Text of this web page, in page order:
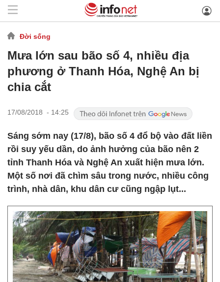
Đời sống
Mưa lớn sau bão số 4, nhiều địa
phương ở Thanh Hóa, Nghệ An bị
chia cắt
17/08/2018 - 14:25
Sáng sớm nay (17/8), bão số 4 đổ bộ vào đất liền
rồi suy yếu dần, do ảnh hưởng của bão nên 2
tỉnh Thanh Hóa và Nghệ An xuất hiện mưa lớn.
Một số nơi đã chìm sâu trong nước, nhiều công
trình, nhà dân, khu dân cư cũng ngập lụt...